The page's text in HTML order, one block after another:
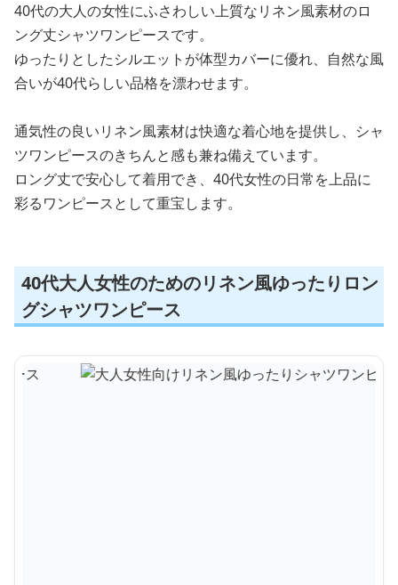
40代の大人の女性にふさわしい上質なリネン風素材のロ
ング丈シャツワンピースです。
ゆったりとしたシルエットが体型カバーに優れ、自然な風
合いが40代らしい品格を漂わせます。
通気性の良いリネン風素材は快適な着心地を提供し、シャ
ツワンピースのきちんと感も兼ね備えています。
ロング丈で安心して着用でき、40代女性の日常を上品に
彩るワンピースとして重宝します。
40代大人女性のためのリネン風ゆったりロン
グシャツワンピース